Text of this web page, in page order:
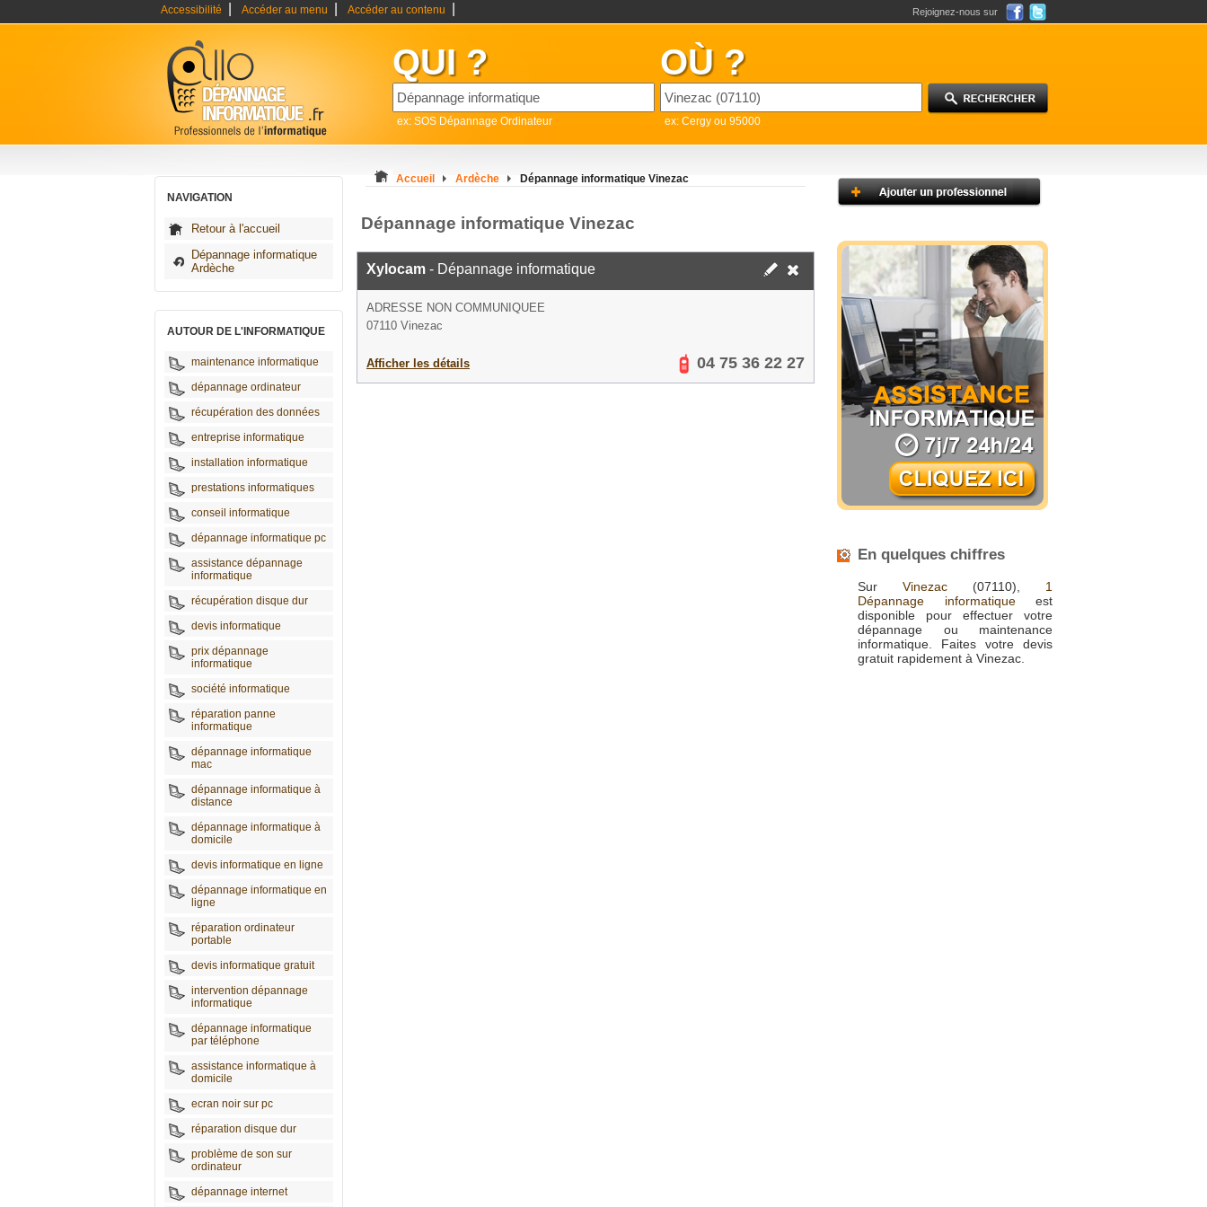
Accessibilité Accéder au menu Accéder au contenu Rejoignez-nous sur
QUI ?
ex: SOS Dépannage Ordinateur
OÙ ?
ex: Cergy ou 95000
NAVIGATION
Retour à l'accueil
Dépannage informatique
Ardèche
AUTOUR DE L'INFORMATIQUE
maintenance informatique
dépannage ordinateur
récupération des données
entreprise informatique
installation informatique
prestations informatiques
conseil informatique
dépannage informatique pc
assistance dépannage
informatique
récupération disque dur
devis informatique
prix dépannage
informatique
société informatique
réparation panne
informatique
dépannage informatique
mac
dépannage informatique à
distance
dépannage informatique à
domicile
devis informatique en ligne
dépannage informatique en
ligne
réparation ordinateur
portable
devis informatique gratuit
intervention dépannage
informatique
dépannage informatique
par téléphone
assistance informatique à
domicile
ecran noir sur pc
réparation disque dur
problème de son sur
ordinateur
dépannage internet
Accueil Ardèche Dépannage informatique Vinezac
Dépannage informatique Vinezac
Xylocam - Dépannage informatique
ADRESSE NON COMMUNIQUEE
07110 Vinezac
Afficher les détails 04 75 36 22 27
En quelques chiffres
Sur Vinezac (07110), 1
Dépannage informatiqueest
disponible pour effectuer votre
dépannage ou maintenance
informatique. Faites votre devis
gratuit rapidement à Vinezac.